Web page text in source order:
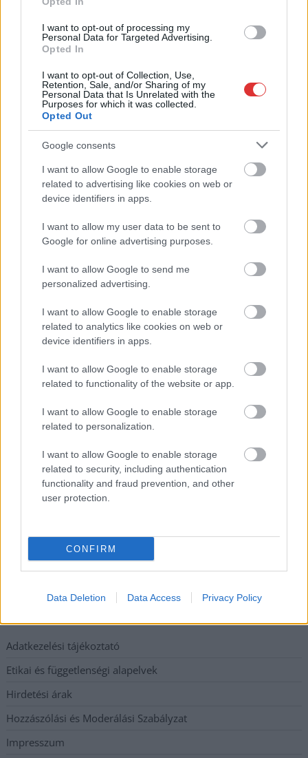
I want to opt-out of processing my
Personal Data for Targeted Advertising.
Opted In
I want to opt-out of Collection, Use,
Retention, Sale, and/or Sharing of my
Personal Data that Is Unrelated with the
Purposes for which it was collected.
Opted Out
Google consents
I want to allow Google to enable storage
related to advertising like cookies on web or
device identifiers in apps.
I want to allow my user data to be sent to
Google for online advertising purposes.
I want to allow Google to send me
personalized advertising.
I want to allow Google to enable storage
related to analytics like cookies on web or
device identifiers in apps.
I want to allow Google to enable storage
related to functionality of the website or app.
I want to allow Google to enable storage
related to personalization.
I want to allow Google to enable storage
related to security, including authentication
functionality and fraud prevention, and other
user protection.
CONFIRM
Data Deletion Data Access Privacy Policy
Csendélet 5.0: alig balesetveszélyes lépcső és remek
állapotban levő buszmegálló mutatja, hogy Szolnok mennyire
élhető város
Pénteken újra csökken a benzin és a gázolaj ára is
Napokon belül megválasztja az új köztársasági elnököt az
Országgyűlés
Kiterjedt tüzek pusztítanak az országban, köztük Karcagon
Harmadfokú hőségriasztás az országban: Szolnokon klímát
javítottak, helikoptereket is bevetettek a tüzeknél
A zárkában rosszul lett, elájult – ilyen körülményekről
számoltak be a szolnoki börtönből
Váratlan fennakadás borította fel a Szolnok–Kecskemét
vasútvonal közlekedését
A polgármester a szolnoki cégekhez fordult: több száz
elbocsátott dolgozón segítene
Csődbe ment a tószegi Accell Hunland, a hazai
kerékpárgyártás meghatározó szereplője
Egyszer fent, egyszer lent, így festett a Duna a két évvel
ezelőtti árvíz idején és így most – fotógyűjtemény
ugyanazokból a szögekből
Ilyenek eddig a tapasztalatok a vendégektől – a hőhullám
miatt ingyenes a strandolás Szolnokon
Nem biztató: a hétvégi kisebb felfrissülés után jövő héten
megint visszatér a forróság, újra rekkenő hőség jön, akár 38
Közzétették a szakértői állásfoglalást, a Fiumei úti fák
többsége szakszerűen már nem ápolható
Elérhetőség
Adatkezelési tájékoztató
Etikai és függetlenségi alapelvek
Hirdetési árak
Hozzászólási és Moderálási Szabályzat
Impresszum